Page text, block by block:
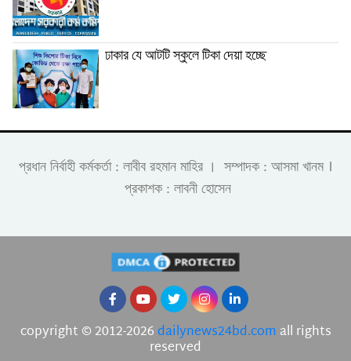
ঢাকার যে আটটি স্কুলে টিকা দেয়া হচ্ছে
প্রধান নির্বাহী কর্মকর্তা : লাবীব রহমান মাহির । সম্পাদক : আসমা খানম ।
প্রকাশক : লাবনী হোসেন
copyright © 2012-2026dailynews24bd.com all rights
reserved